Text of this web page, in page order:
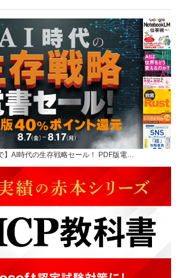
】AI時代の生存戦略セール！ PDF版電…